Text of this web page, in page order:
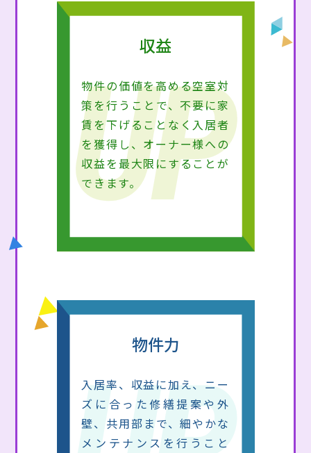
収益
物件の価値を高める空室対
策を行うことで、不要に家
賃を下げることなく入居者
を獲得し、オーナー様への
収益を最大限にすることが
できます。
物件力
入居率、収益に加え、ニー
ズに合った修繕提案や外
壁、共用部まで、細やかな
メンテナンスを行うこと